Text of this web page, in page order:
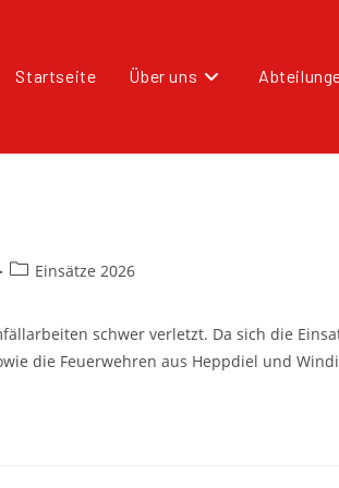
Startseite Über uns
Einsätze 2026
schwer verletzt. Da sich die
die Feuerwehren aus Heppdiel und